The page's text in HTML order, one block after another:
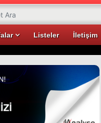
Listeler İletişim